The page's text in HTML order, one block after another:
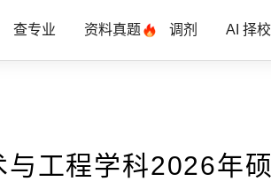
查专业 资料真题 调剂 AI 择校
工程学科2026年